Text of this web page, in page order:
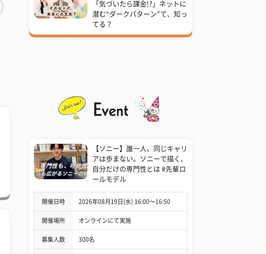
「気づいたら課金!?」ネットに
潜む“ダークパターン”て、知っ
てる？
【ソニー】誰一人、同じキャリ
アは歩まない。ソニーで描く、
自分だけの専門性とは #先輩ロ
ールモデル
開催日時 2026年08月19日(水) 16:00〜16:50
開催場所 オンラインにて実施
募集人数 300名